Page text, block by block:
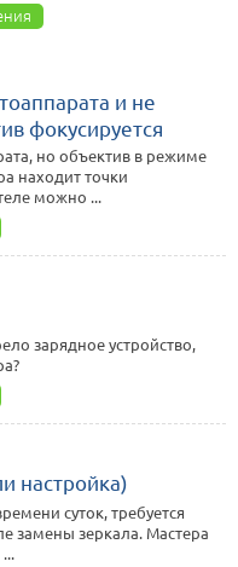
и не
фокусируется
но объектив в режиме
находит точки
можно ...
зарядное устройство,
настройка)
суток, требуется
замены зеркала. Мастера